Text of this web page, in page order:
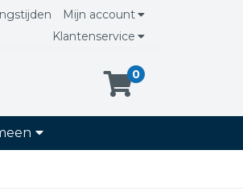
Mijn account
Klantenservice
0